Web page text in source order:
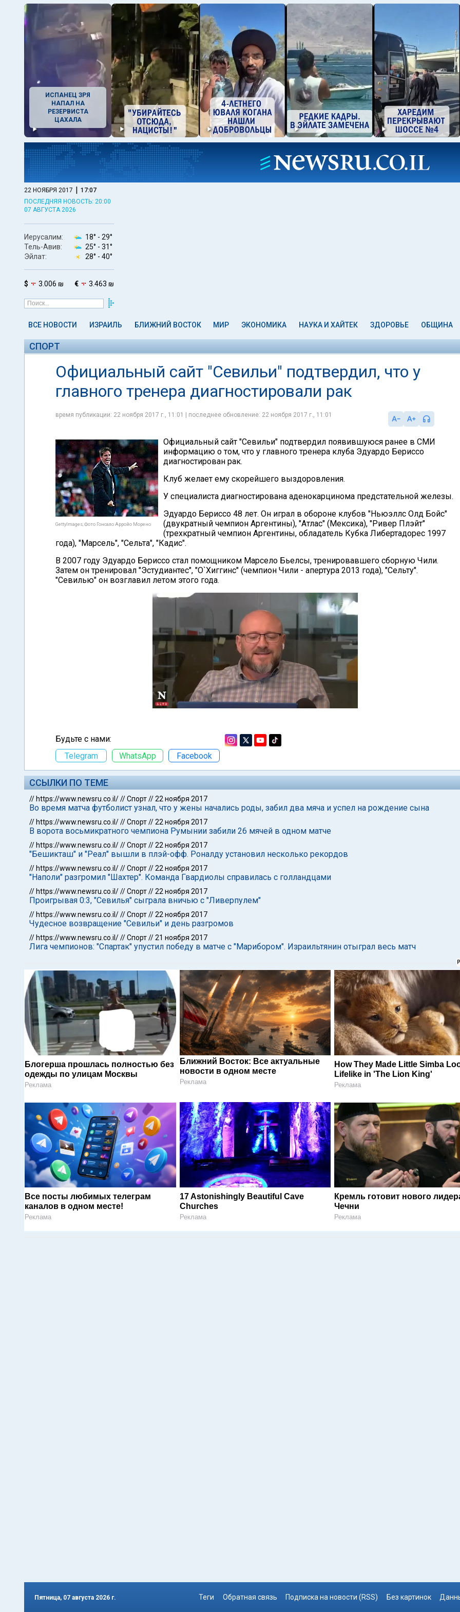
ИСПАНЕЦ ЗРЯ
НАПАЛ НА
РЕЗЕРВИСТА
ЦАХАЛА
22 НОЯБРЯ 2017 | 17:07
ПОСЛЕДНЯЯ НОВОСТЬ: 20:00
07 АВГУСТА 2026
Иерусалим: 18° - 29°
Тель-Авив:
25° - 31°
Эйлат:
28° - 40°
$ 3.006 ₪ € 3.463 ₪
ВСЕ НОВОСТИ ИЗРАИЛЬ БЛИЖНИЙ ВОСТОК МИР ЭКОНОМИКА НАУКА И ХАЙТЕК ЗДОРОВЬЕ ОБЩИНА
СПОРТ
Официальный сайт "Севильи" подтвердил, что у
главного тренера диагностировали рак
время публикации: 22 ноября 2017 г., 11:01 | последнее обновление: 22 ноября 2017 г., 11:01
GettyImages, Фото Гонсало Арройо Морено
Официальный сайт "Севильи" подтвердил появившуюся ранее в СМИ
информацию о том, что у главного тренера клуба Эдуардо Бериссо
диагностирован рак.
Клуб желает ему скорейшего выздоровления.
У специалиста диагностирована аденокарцинома предстательной железы.
Эдуардо Бериссо 48 лет. Он играл в обороне клубов "Ньюэллс Олд Бойс"
(двукратный чемпион Аргентины), "Атлас" (Мексика), "Ривер Плэйт"
(трехкратный чемпион Аргентины, обладатель Кубка Либертадорес 1997
года), "Марсель", "Сельта", "Кадис".
В 2007 году Эдуардо Бериссо стал помощником Марсело Бьелсы, тренировавшего сборную Чили.
Затем он тренировал "Эстудиантес", "О`Хиггинс" (чемпион Чили - апертура 2013 года), "Сельту".
"Севилью" он возглавил летом этого года.
Будьте с нами:
Telegram
WhatsApp Facebook
ССЫЛКИ ПО ТЕМЕ
// https://www.newsru.co.il///Спорт//22 ноября 2017
Во время матча футболист узнал, что у жены начались роды, забил два мяча и успел на рождение сына
// https://www.newsru.co.il///Спорт//22 ноября 2017
В ворота восьмикратного чемпиона Румынии забили 26 мячей в одном матче
// https://www.newsru.co.il///Спорт//22 ноября 2017
"Бешикташ" и "Реал" вышли в плэй-офф. Роналду установил несколько рекордов
// https://www.newsru.co.il///Спорт//22 ноября 2017
"Наполи" разгромил "Шахтер". Команда Гвардиолы справилась с голландцами
// https://www.newsru.co.il///Спорт//22 ноября 2017
Проигрывая 0:3, "Севилья" сыграла вничью с "Ливерпулем"
// https://www.newsru.co.il///Спорт//22 ноября 2017
Чудесное возвращение "Севильи" и день разгромов
// https://www.newsru.co.il///Спорт//21 ноября 2017
Лига чемпионов: "Спартак" упустил победу в матче с "Марибором". Израильтянин отыграл весь матч
Блогерша прошлась полностью без
одежды по улицам Москвы
Реклама
Ближний Восток: Все актуальные
новости в одном месте
Реклама
How They Made Little Simba
Lifelike in 'The Lion King'
Реклама
Все посты любимых телеграм
каналов в одном месте!
Реклама
17 Astonishingly Beautiful Cave
Churches
Реклама
Кремль готовит нового
Чечни
Реклама
Пятница, 07 августа 2026 г. Теги Обратная связь Подписка на новости (RSS) Без картинок